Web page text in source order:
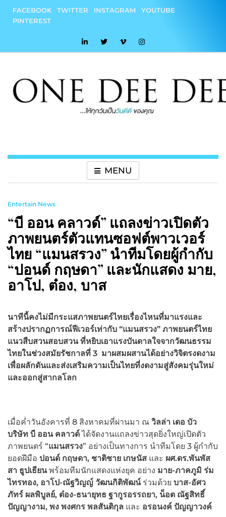
content
FACEBOOK TWITTER INSTAGRAM
YOUTUBE
PINTEREST
MENU
Entertain News
“บี ออน คลาวด์” แถลงข่าวเปิดตัว
ภาพยนตร์ตัวแทนซอฟต์พาวเวอร์
ไทย “แมนสรวง” นำทีมโดยผู้กำกับ
“ปอนด์ กฤษดา” และนักแสดง มาย,
อาโป, ต๋อง, บาส
นาทีนี้คงไม่มีกระแสภาพยนตร์ไทยเรื่องไหนที่มาแรงและ
สร้างปรากฏการณ์ฟีเวอร์เท่ากับ “แมนสรวง” ภาพยนตร์ไทย
แนวสืบสวนสอบสวน ที่หยิบเอาแรงบันดาลใจจากวัฒนธรรม
ไทยในช่วงสมัยรัชกาลที่ 3 มาผสมผสานได้อย่างวิจิตรงดงาม
เพื่อผลักดันและส่งเสริมความเป็นไทยที่งดงามสู่สังคมรุ่นใหม่
และออกสู่สากลโลก
เมื่อค่ำวันอังคารที่ 8 สิงหาคมที่ผ่านมา ณ วิลล่า เดอ บัว
บริษัท บี ออน คลาวด์ได้จัดงานแถลงข่าวสุดยิ่งใหญ่เปิดตัว
ภาพยนตร์ “แมนสรวง” อย่างเป็นทางการ นำทีมโดย 3 ผู้กำกับ
ยอดฝีมือ ปอนด์ กฤษดา, ชาติชาย เกษนัส และ ผศ.ดร.พันพัส
สา ธูปเธียนพร้อมทีมนักแสดงแห่งยุค อย่าง มาย-ภาคภูมิ ร่ม
ไทรทอง, อาโป-ณัฐวิญญ์ วัฒนกิติพัฒน์ ร่วมด้วย บาส-อัศว
ภัทร์ ผลพิบูลย์, ต๋อง-ธนายุทธ ฐากูรอรรถยา, น็อต ณัฐสิทธิ์
ปัญญางาม, พง พงศกร พลสันติกุล และ อรอนงค์ ปัญญาวงค์